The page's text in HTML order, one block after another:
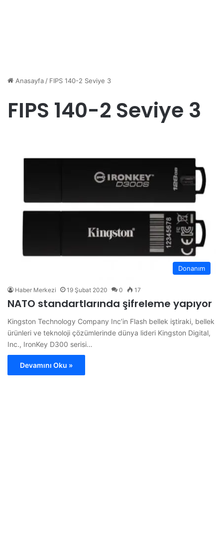
Anasayfa/ FIPS 140-2 Seviye 3
FIPS 140-2 Seviye 3
Donanım
Haber Merkezi 19 Şubat 2020 0 17
NATO standartlarında şifreleme yapıyor
Kingston Technology Company Inc’in Flash bellek iştiraki, bellek
ürünleri ve teknoloji çözümlerinde dünya lideri Kingston Digital,
Inc., IronKey D300 serisi…
Devamını Oku »